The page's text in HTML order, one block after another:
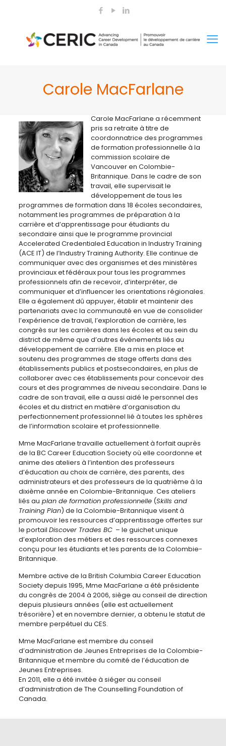
Carole MacFarlane
Carole MacFarlane a récemment
pris sa retraite à titre de
coordonnatrice des programmes
de formation professionnelle à la
commission scolaire de
Vancouver en Colombie-
Britannique. Dans le cadre de son
travail, elle supervisait le
développement de tous les
programmes de formation dans 18 écoles secondaires,
notamment les programmes de préparation à la
carrière et d’apprentissage pour étudiants du
secondaire ainsi que le programme provincial
Accelerated Credentialed Education in Industry Training
(ACE IT) de l’Industry Training Authority. Elle continue de
communiquer avec des organismes et des ministères
provinciaux et fédéraux pour tous les programmes
professionnels afin de recevoir, d’interpréter, de
communiquer et d’influencer les orientations régionales.
Elle a également dû appuyer, établir et maintenir des
partenariats avec la communauté en vue de consolider
l’expérience de travail, l’exploration de carrière, les
congrès sur les carrières dans les écoles et au sein du
district de même que d’autres événements liés au
développement de carrière. Elle a mis en place et
soutenu des programmes de stage offerts dans des
établissements publics et postsecondaires, en plus de
collaborer avec ces établissements pour concevoir des
cours et des programmes de niveau secondaire. Dans le
cadre de son travail, elle a aussi aidé le personnel des
écoles et du district en matière d’organisation du
perfectionnement professionnel lié à toutes les sphères
de l’information scolaire et professionnelle.
Mme MacFarlane travaille actuellement à forfait auprès
de la BC Career Education Society où elle coordonne et
anime des ateliers à l’intention des professeurs
d’éducation au choix de carrière, des parents, des
administrateurs et des professeurs de la quatrième à la
dixième année en Colombie-Britannique. Ces ateliers
liés au plan de formation professionnelle(Skills and
Training Plan) de la Colombie-Britannique visent à
promouvoir les ressources d’apprentissage offertes sur
le portail Discover Trades BC– le guichet unique
d’exploration des métiers et des ressources connexes
conçu pour les étudiants et les parents de la Colombie-
Britannique.
Membre active de la British Columbia Career Education
Society depuis 1995, Mme MacFarlane a été présidente
du congrès de 2004 à 2006, siège au conseil de direction
depuis plusieurs années (elle est actuellement
trésorière) et en novembre dernier, a obtenu le statut de
membre perpétuel du CES.
Mme MacFarlane est membre du conseil
d’administration de Jeunes Entreprises de la Colombie-
Britannique et membre du comité de l’éducation de
Jeunes Entreprises.
En 2011, elle a été invitée à siéger au conseil
d’administration de The Counselling Foundation of
Canada.